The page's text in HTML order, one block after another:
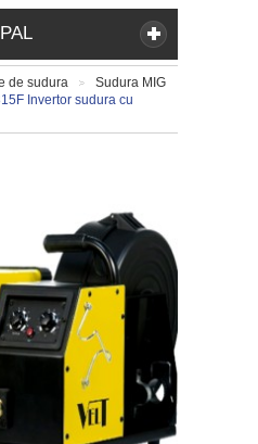
de sudura
>
Sudura MIG
Invertor sudura cu